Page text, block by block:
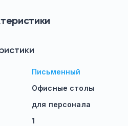
Письменный
Офисные столы
для персонала
1